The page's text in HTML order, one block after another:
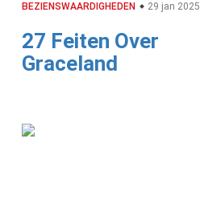
BEZIENSWAARDIGHEDEN 29 jan 2025
27 Feiten Over
Graceland